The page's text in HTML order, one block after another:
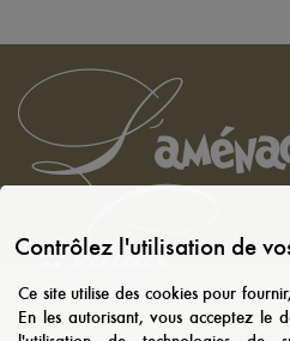
Contrôlez l'utilisation de
Ce site utilise des cookies pour
En les autorisant, vous acceptez le